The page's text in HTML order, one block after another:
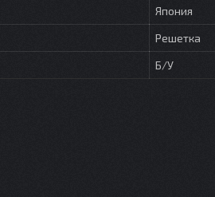
Япония
Решетка
Б/У